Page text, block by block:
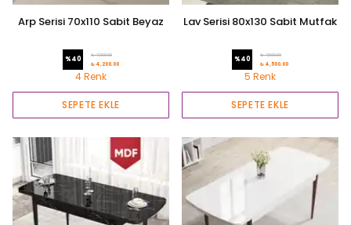
Arp Serisi 70x110 Sabit Beyaz
%40
₺ 7,000.00
₺ 4,200.00
4 Renk
SEPETE EKLE
Lav Serisi 80x130 Sabit Mutfak
%40
₺ 7,500.00
₺ 4,500.00
5 Renk
SEPETE EKLE